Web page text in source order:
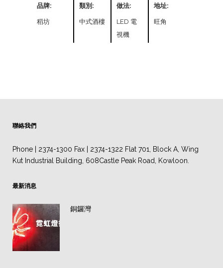
品牌:
類別: 做法: 地址:
稻坊 中式酒樓
LED 電
視機
旺角
聯絡我們
Phone | 2374-1300 Fax | 2374-1322 Flat 701, Block A, Wing
Kut Industrial Building, 608Castle Peak Road, Kowloon.
最新消息
銅鑼灣